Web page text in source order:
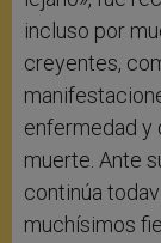
incluso por
creyentes,
enfermedad y
muerte. Ante
continúa
muchísimos